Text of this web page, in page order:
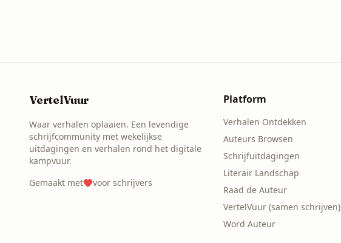
VertelVuur
Waar verhalen oplaaien. Een levendige
schrijfcommunity met wekelijkse
uitdagingen en verhalen rond het digitale
kampvuur.
Gemaakt met
voor schrijvers
Platform
Verhalen Ontdekken
Auteurs Browsen
Schrijfuitdagingen
Literair Landschap
Raad de Auteur
VertelVuur (samen schrijven)
Word Auteur